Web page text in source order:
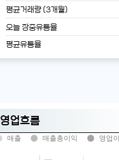
평균거래량 (3개월)
오늘 장중유통율
평균유통율
영업흐름
매출 매출총이익 영업